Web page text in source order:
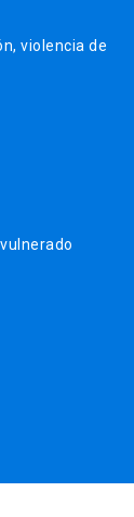
violencia de